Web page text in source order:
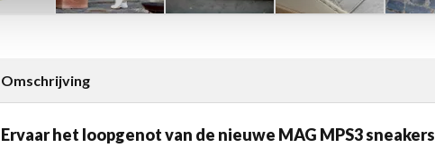
Omschrijving
Ervaar het loopgenot van de nieuwe MAG MPS3 sneakers